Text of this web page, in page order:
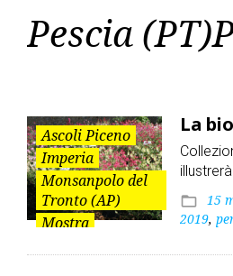
(PT)
Pescia
Ascoli Piceno
Imperia
Monsanpolo del
Tronto (AP)
Mostra
La
folder_open 15
2019,